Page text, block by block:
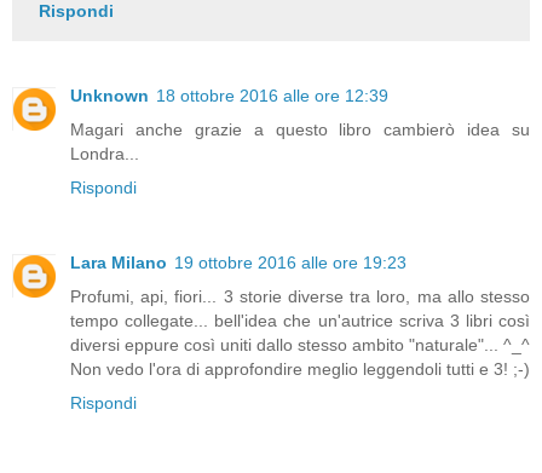
Rispondi
Unknown 18 ottobre 2016 alle ore 12:39
Magari anche grazie a questo libro cambierò idea su
Londra...
Rispondi
Lara Milano 19 ottobre 2016 alle ore 19:23
Profumi, api, fiori... 3 storie diverse tra loro, ma allo stesso
tempo collegate... bell'idea che un'autrice scriva 3 libri così
diversi eppure così uniti dallo stesso ambito "naturale"... ^_^
Non vedo l'ora di approfondire meglio leggendoli tutti e 3! ;-)
Rispondi